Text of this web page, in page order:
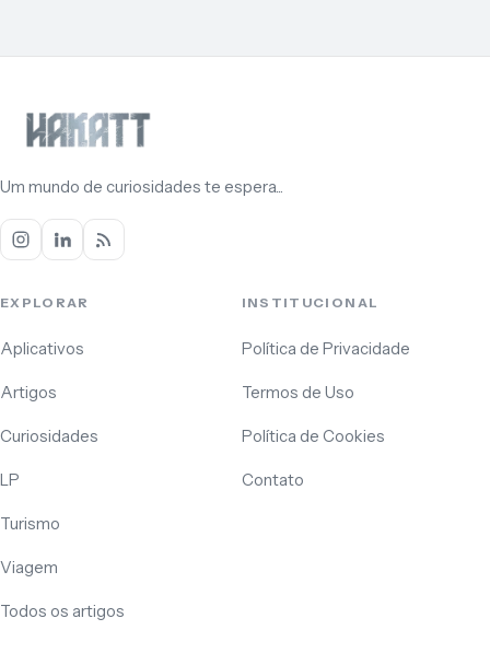
Um mundo de curiosidades te espera...
EXPLORAR
Aplicativos
Artigos
Curiosidades
LP
Turismo
Viagem
Todos os artigos
INSTITUCIONAL
Política de Privacidade
Termos de Uso
Política de Cookies
Contato